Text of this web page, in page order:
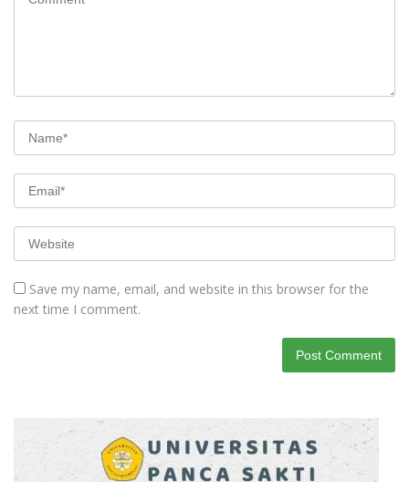
Save my name, email, and website in this browser for the
next time I comment.